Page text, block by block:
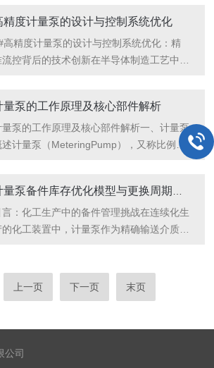
0.1mL/冲程的微流量投加·液压隔膜计量
：采用液压油传导压力，消除脉动波动，精
达&plu...
，需要及时修复或更换损坏部件。同时，用
转动隔膜计量泵，检查其是否灵活。2.清洁
体：保持泵体工作环境的整洁和清洁，定期
与密封1.润滑保养：根据制造商推荐的时间
为需要润滑的部分加油或更换润滑油。密封
需要使用高温的硅胶，轴承要使用高温...
精度计量泵的设计与控制系统优化
高精度计量泵的设计与控制系统优化：精
流控背后的技术创新在半导体制造工艺中，
生命。这些困难工况对流体计量设备提出了
苛要求，推动着高精度计量泵技术不断突破
理极限。现代计量泵已从简单的机械装置演
为融合精密机械、智能控制、先进材料的复
一、精密机械系统的极限设计高精度计量
的核心传动机构需要突破传统机械设计的局
。瑞士某实验室开发的陶瓷蜗杆传动系...
量泵的工作原理及核心部件解析
量泵的工作原理及核心部件解析一、计量泵
述计量泵（MeteringPump），又称比例泵
加药泵，是一种能够精确控制流体输送量并
机械或电子方式，将液体按预设的流量和压
稳定输出，广泛应用于化工、环保、制药、
处理等领域，尤其适用于需要高精度投加化
动**，通过周期性改变泵腔容积实现液体的
言：化工生产中的备件管理挑战在连续化生
的化工装置中，计量泵作为精确输送介质对
维护成本。传统经验式管理常面临两大矛
停机（单次停机损失可达50万元/小时）。
文提出基于设备可靠性与经济性分析的动态
上一页 下一页 末页
公司